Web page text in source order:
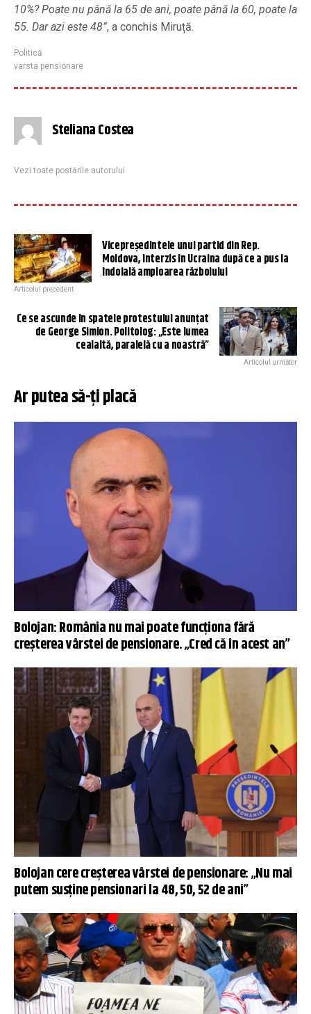
10%? Poate nu până la 65 de ani, poate până la 60, poate la
55. Dar azi este 48”, a conchis Miruță.
Politică
varsta pensionare
Steliana Costea
Vezi toate postările autorului
Vicepreședintele unui partid din Rep.
Moldova, interzis în Ucraina după ce a pus la
îndoială amploarea războiului
Articolul precedent
Ce se ascunde în spatele protestului anunțat
de George Simion. Politolog: „Este lumea
cealaltă, paralelă cu a noastră”
Articolul următor
Ar putea să-ți placă
Bolojan: România nu mai poate funcționa fără
creșterea vârstei de pensionare. „Cred că în acest an”
Bolojan cere creșterea vârstei de pensionare: „Nu mai
putem susține pensionari la 48, 50, 52 de ani”